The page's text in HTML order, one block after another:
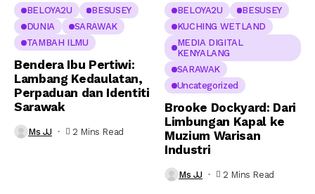
BELOYA2U
BESUSEY
DUNIA
SARAWAK
TAMBAH ILMU
Bendera Ibu Pertiwi:
Lambang Kedaulatan,
Perpaduan dan Identiti
Sarawak
Ms JJ 2 Mins Read
BELOYA2U
BESUSEY
KUCHING WETLAND
MEDIA DIGITAL
KENYALANG
SARAWAK
Uncategorized
Brooke Dockyard: Dari
Limbungan Kapal ke
Muzium Warisan
Industri
Ms JJ 2 Mins Read